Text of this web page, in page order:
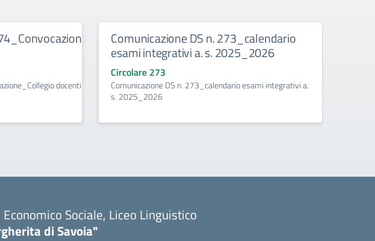
docenti 1 settembre
Comunicazione DS n. 273_calendario
esami integrativi a. s. 2025_2026
Circolare 273
Comunicazione DS n. 273_calendario esami integrativi a.
s. 2025_2026
Sociale, Liceo Linguistico
di Savoia"